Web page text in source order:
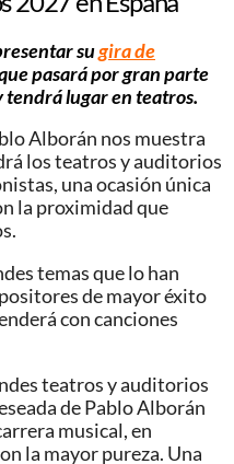
sugira de
pasará por gran parte
tendrá lugar en teatros.
Alborán nos muestra
los teatros y auditorios
una ocasión única
la proximidad que
temas que lo han
de mayor éxito
con canciones
teatros y auditorios
de Pablo Alborán
musical, en
la mayor pureza. Una